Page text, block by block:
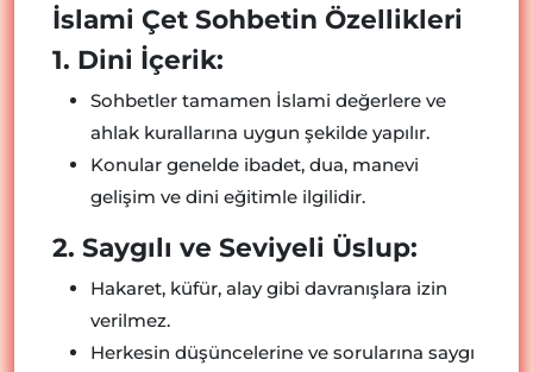
İslami Çet Sohbetin Özellikleri
1. Dini İçerik:
Sohbetler tamamen İslami değerlere ve
ahlak kurallarına uygun şekilde yapılır.
Konular genelde ibadet, dua, manevi
gelişim ve dini eğitimle ilgilidir.
2. Saygılı ve Seviyeli Üslup:
Hakaret, küfür, alay gibi davranışlara izin
verilmez.
Herkesin düşüncelerine ve sorularına saygı